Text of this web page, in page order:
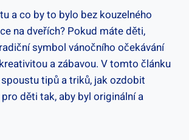
a co by to bylo bez kouzelného
na dveřích? Pokud máte děti,
symbol vánočního očekávání
a zábavou. V tomto článku
tipů a triků, jak ozdobit
děti tak, aby byl originální a